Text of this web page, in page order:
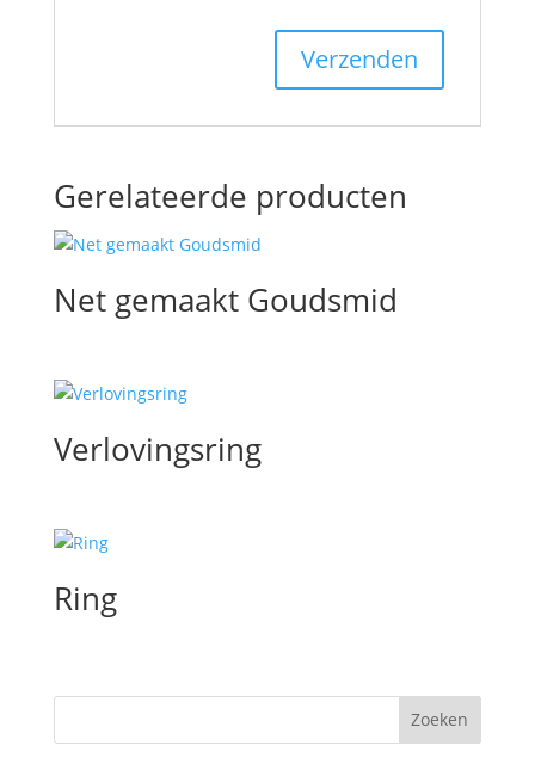
Gerelateerde producten
Net gemaakt Goudsmid
Verlovingsring
Ring